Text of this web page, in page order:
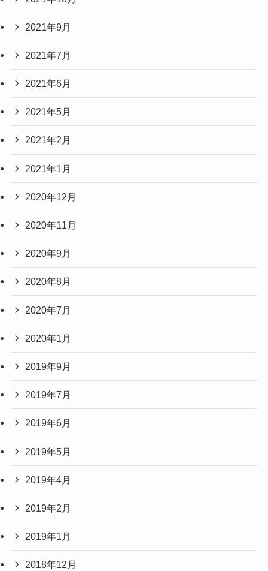
2021年9月
2021年7月
2021年6月
2021年5月
2021年2月
2021年1月
2020年12月
2020年11月
2020年9月
2020年8月
2020年7月
2020年1月
2019年9月
2019年7月
2019年6月
2019年5月
2019年4月
2019年2月
2019年1月
2018年12月